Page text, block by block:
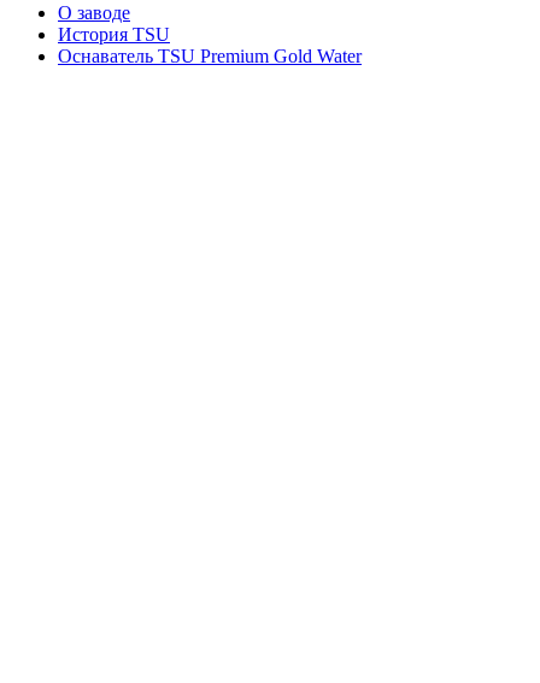
О заводе
История TSU
Оснаватель TSU Premium Gold Water